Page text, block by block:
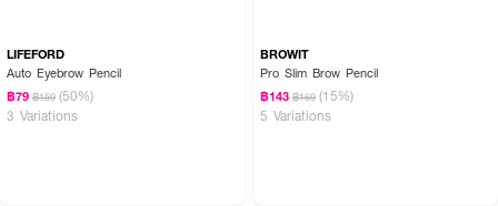
LIFEFORD
Auto Eyebrow Pencil
฿79 ฿159 (50%)
3 Variations
BROWIT
Pro Slim Brow Pencil
฿143 ฿169 (15%)
5 Variations